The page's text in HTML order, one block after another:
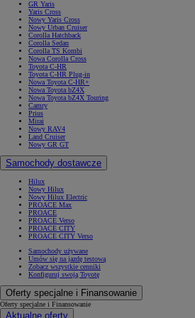
GR Yaris
Yaris Cross
Nowy Yaris Cross
Nowy Urban Cruiser
Corolla Hatchback
Corolla Sedan
Corolla TS Kombi
Nowa Corolla Cross
Toyota C-HR
Toyota C-HR Plug-in
Nowa Toyota C-HR+
Nowa Toyota bZ4X
Nowa Toyota bZ4X Touring
Camry
Prius
Mirai
Nowy RAV4
Land Cruiser
Nowy GR GT
Samochody dostawcze
Hilux
Nowy Hilux
Nowy Hilux Electric
PROACE Max
PROACE
PROACE Verso
PROACE CITY
PROACE CITY Verso
Samochody używane
Umów się na jazdę testową
Zobacz wszystkie cenniki
Konfiguruj swoją Toyotę
Oferty specjalne i Finansowanie
Oferty specjalne i Finansowanie
Aktualne oferty